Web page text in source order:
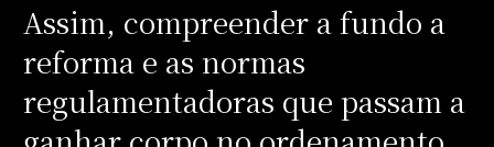
Assim, compreender a fundo a
reforma e as normas
regulamentadoras que passam a